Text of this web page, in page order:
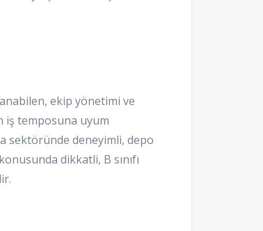
ekip yönetimi ve
iş temposuna uyum
sektöründe deneyimli, depo
dikkatli, B sınıfı